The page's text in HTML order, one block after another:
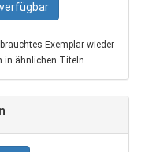
Exemplar wieder
in ähnlichen Titeln.